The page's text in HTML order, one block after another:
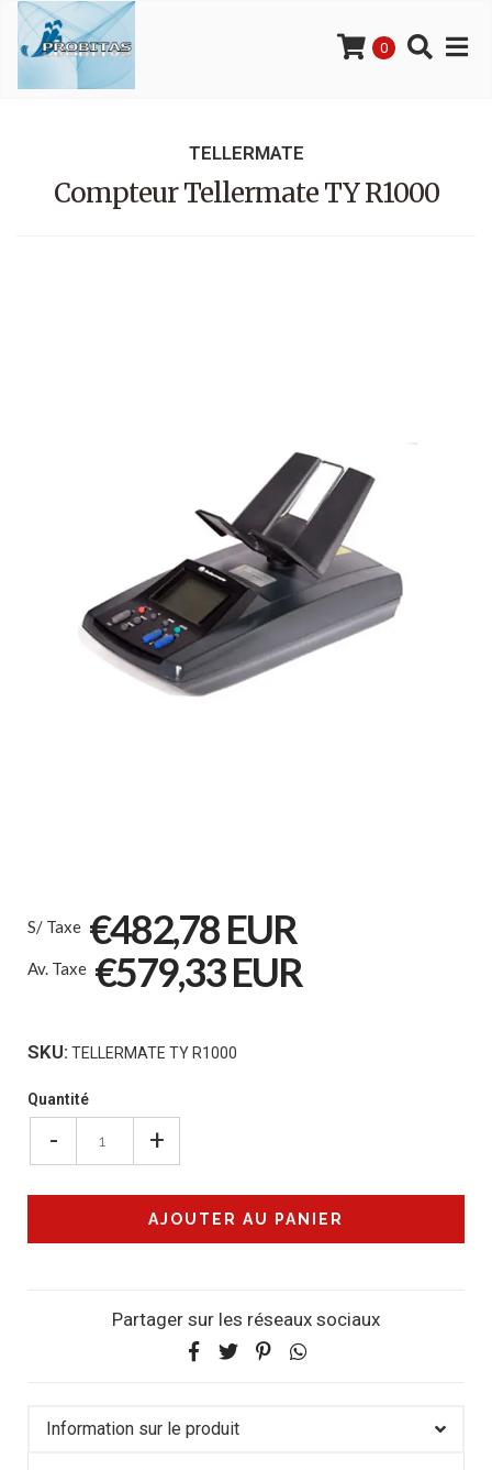
0
TELLERMATE
Compteur Tellermate TY R1000
S/ Taxe €482,78 EUR
Av. Taxe €579,33 EUR
SKU: TELLERMATE TY R1000
Quantité
- +
Partager sur les réseaux sociaux
Information sur le produit